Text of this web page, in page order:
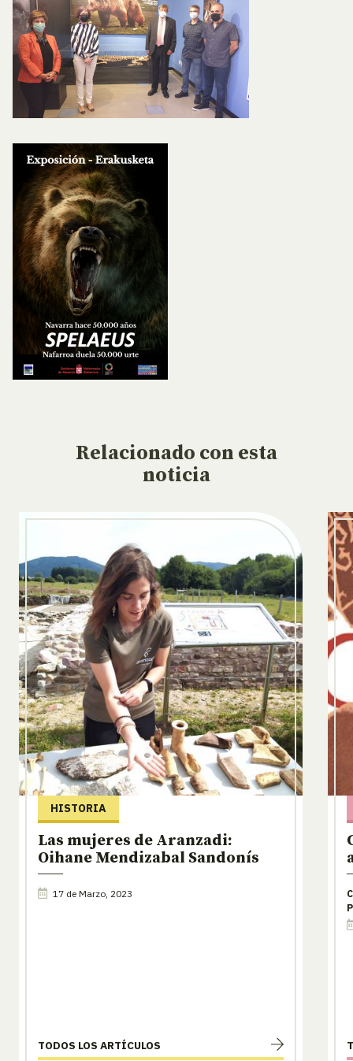
Relacionado con esta
noticia
HISTORIA
Las mujeres de Aranzadi:
Oihane Mendizabal Sandonís
17 de Marzo, 2023
TODOS LOS ARTÍCULOS